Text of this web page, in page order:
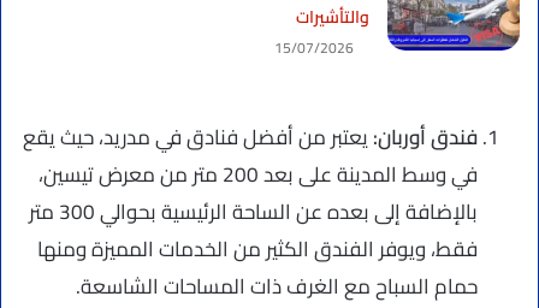
والتأشيرات
15/07/2026
فندق أوربان:يعتبر من أفضل فنادق في مدريد، حيث يقع
في وسط المدينة على بعد 200 متر من معرض تيسين،
بالإضافة إلى بعده عن الساحة الرئيسية بحوالي 300 متر
فقط، ويوفر الفندق الكثير من الخدمات المميزة ومنها
حمام السباح مع الغرف ذات المساحات الشاسعة.